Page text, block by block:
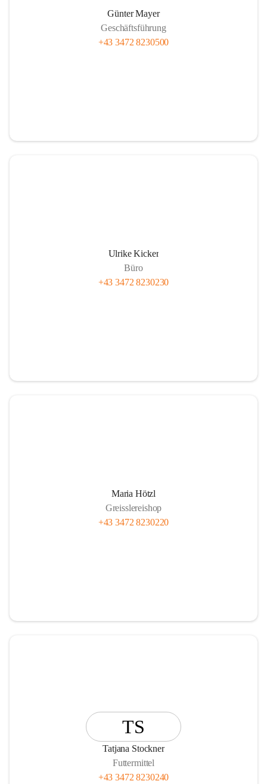
Günter Mayer
Geschäftsführung
+43 3472 8230500
Ulrike Kicker
Büro
+43 3472 8230230
Maria Hötzl
Greisslereishop
+43 3472 8230220
TS
Tatjana Stockner
Futtermittel
+43 3472 8230240